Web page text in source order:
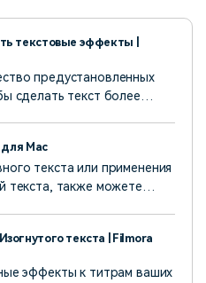
текстовые эффекты |
предустановленных
сделать текст более
Mac
текста или применения
текста, также можете
текста | Filmora
эффекты к титрам ваших